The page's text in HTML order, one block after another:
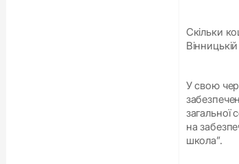
Скільки
У свою
загальної
на
школа”.